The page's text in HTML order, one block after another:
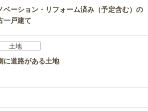
ベーション・リフォーム済み（予定含む）の
一戸建て
土地
に道路がある土地